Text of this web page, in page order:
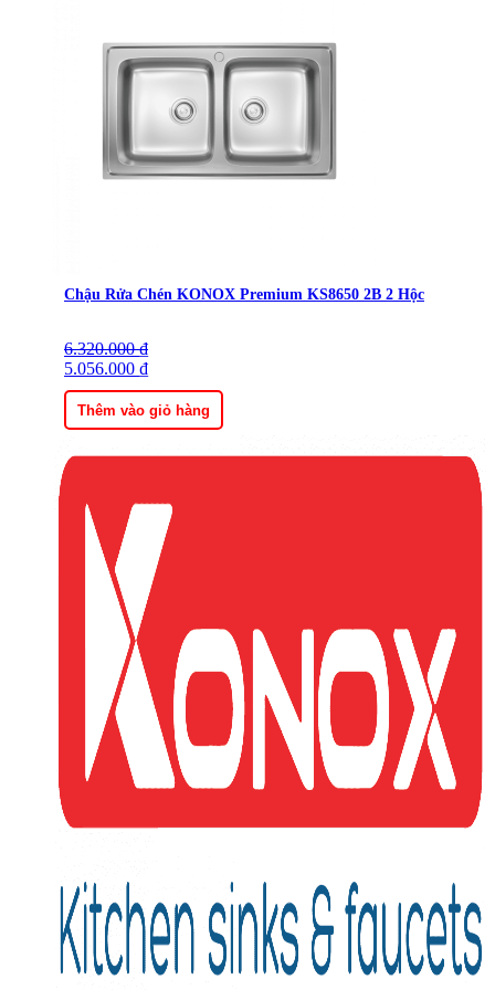
Chậu Rửa Chén KONOX Premium KS8650 2B 2 Hộc
6.320.000₫
Giá
gốc
là:
6.320.000 ₫.
5.056.000 ₫
Giá
hiện
tại
là:
5.056.000 ₫.
Thêm vào giỏ hàng